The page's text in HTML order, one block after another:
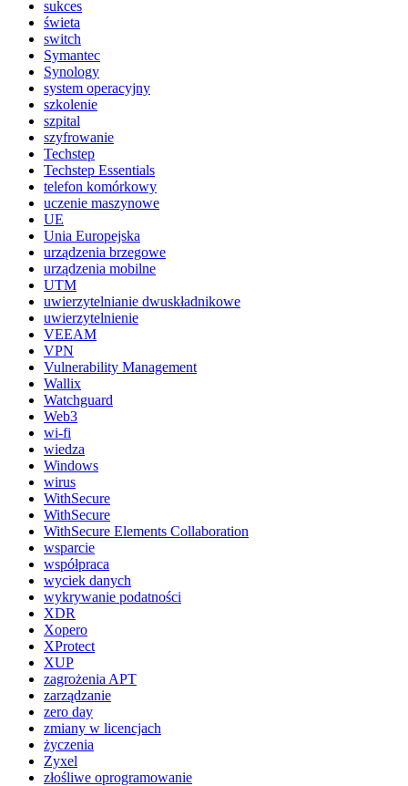
sukces
świeta
switch
Symantec
Synology
system operacyjny
szkolenie
szpital
szyfrowanie
Techstep
Techstep Essentials
telefon komórkowy
uczenie maszynowe
UE
Unia Europejska
urządzenia brzegowe
urządzenia mobilne
UTM
uwierzytelnianie dwuskładnikowe
uwierzytelnienie
VEEAM
VPN
Vulnerability Management
Wallix
Watchguard
Web3
wi-fi
wiedza
Windows
wirus
WithSecure
WithSecure
WithSecure Elements Collaboration
wsparcie
współpraca
wyciek danych
wykrywanie podatności
XDR
Xopero
XProtect
XUP
zagrożenia APT
zarządzanie
zero day
zmiany w licencjach
życzenia
Zyxel
złośliwe oprogramowanie